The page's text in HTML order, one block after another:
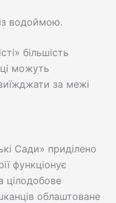
водоймою.
більшість
можуть
за межі
Сади» приділено
функціонує
цілодобове
облаштоване